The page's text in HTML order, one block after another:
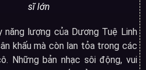
sĩ lớn
lượng của Dương Tuệ Linh
khấu mà còn lan tỏa trong các
Những bản nhạc sôi động, vui